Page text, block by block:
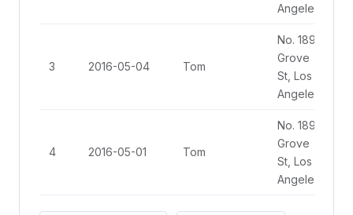
Angeles
3 2016-05-04 Tom
No. 189,
Grove
St, Los
Angeles
4 2016-05-01 Tom
No. 189,
Grove
St, Los
Angeles